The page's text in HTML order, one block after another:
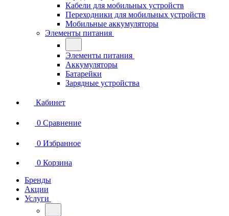
Кабели для мобильных устройств
Переходники для мобильных устройств
Мобильные аккумуляторы
Элементы питания
Элементы питания
Аккумуляторы
Батарейки
Зарядные устройства
Кабинет
0 Сравнение
0 Избранное
0 Корзина
Бренды
Акции
Услуги